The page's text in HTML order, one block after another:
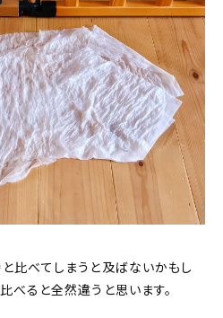
比べてしまうと及ばないかもし
べると全然違うと思います。